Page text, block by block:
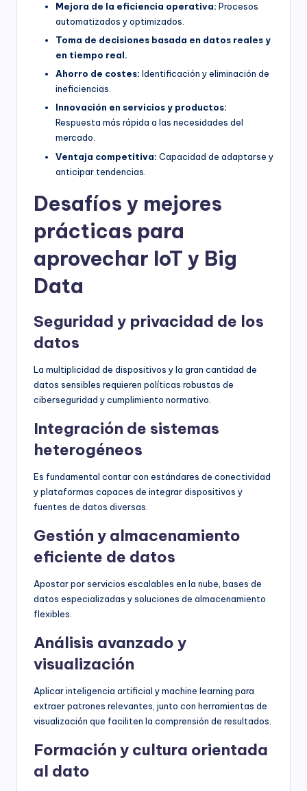
Mejora de la eficiencia operativa: Procesos
automatizados y optimizados.
Toma de decisiones basada en datos reales y
en tiempo real.
Ahorro de costes: Identificación y eliminación de
ineficiencias.
Innovación en servicios y productos:
Respuesta más rápida a las necesidades del
mercado.
Ventaja competitiva: Capacidad de adaptarse y
anticipar tendencias.
Desafíos y mejores
prácticas para
aprovechar IoT y Big
Data
Seguridad y privacidad de los
datos
La multiplicidad de dispositivos y la gran cantidad de
datos sensibles requieren políticas robustas de
ciberseguridad y cumplimiento normativo.
Integración de sistemas
heterogéneos
Es fundamental contar con estándares de conectividad
y plataformas capaces de integrar dispositivos y
fuentes de datos diversas.
Gestión y almacenamiento
eficiente de datos
Apostar por servicios escalables en la nube, bases de
datos especializadas y soluciones de almacenamiento
flexibles.
Análisis avanzado y
visualización
Aplicar inteligencia artificial y machine learning para
extraer patrones relevantes, junto con herramientas de
visualización que faciliten la comprensión de resultados.
Formación y cultura orientada
al dato